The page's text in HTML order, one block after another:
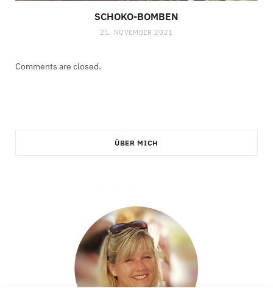
SCHOKO-BOMBEN
21. NOVEMBER 2021
Comments are closed.
ÜBER MICH